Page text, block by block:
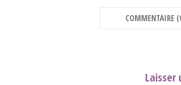
COMMENTAIRE
Laisser